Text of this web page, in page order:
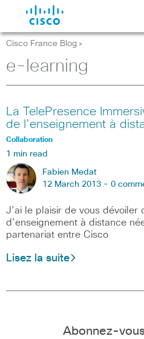
Cisco France Blog >
e-learning
La TelePresence
de l’enseignement à
Collaboration
1 min read
Fabien Medat
12 March 2013 - 0
J’ai le plaisir de vous dévoiler
d’enseignement à distance
partenariat entre Cisco
Lisez la suite
Abonnez-